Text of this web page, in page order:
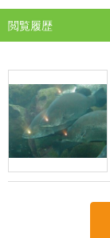
閲覧履歴